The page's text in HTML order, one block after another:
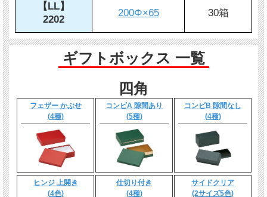
【LL】
2202
200Φ×65 30箱
ギフトボックス 一覧
四角
フェザー かぶせ
(4種)
コンビA 隙間あり
(5種)
コンビB 隙間なし
(4種)
ヒンジ 上開き
(4色)
仕切り付き
(4種)
サイドクリア
(2サイズ5色)